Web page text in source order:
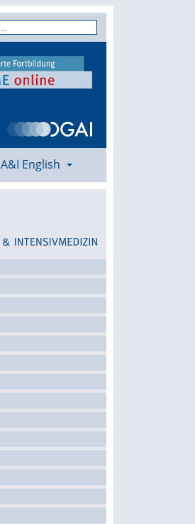
A&I English